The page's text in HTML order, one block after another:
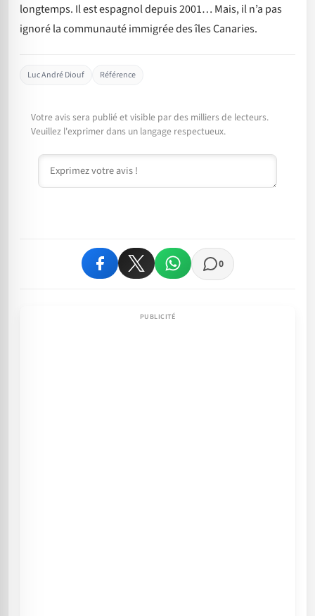
longtemps. Il est espagnol depuis 2001… Mais, il n’a pas
ignoré la communauté immigrée des îles Canaries.
Luc André Diouf Référence
Votre avis sera publié et visible par des milliers de lecteurs.
Veuillez l'exprimer dans un langage respectueux.
Commentaire
0